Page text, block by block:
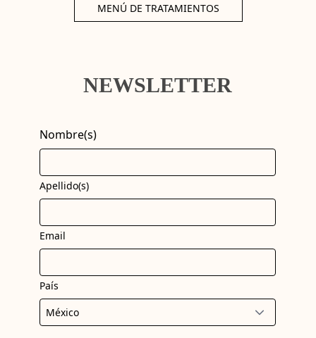
MENÚ DE TRATAMIENTOS
NEWSLETTER
Nombre(s)
Apellido(s)
Email
País